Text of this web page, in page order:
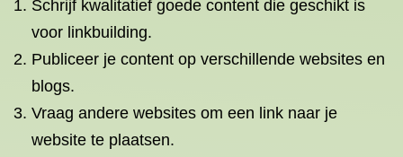
Schrijf kwalitatief goede content die geschikt is
voor linkbuilding.
Publiceer je content op verschillende websites en
blogs.
Vraag andere websites om een link naar je
website te plaatsen.